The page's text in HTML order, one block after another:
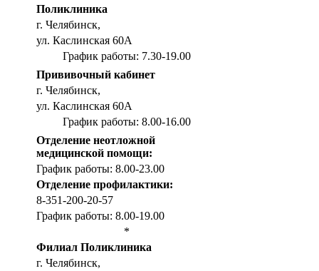
Поликлиника
г. Челябинск,
ул. Каслинская 60А
График работы: 7.30-19.00
Прививочный кабинет
г. Челябинск,
ул. Каслинская 60А
График работы: 8.00-16.00
Отделение неотложной
медицинской помощи:
График работы: 8.00-23.00
Отделение профилактики:
8-351-200-20-57
График работы: 8.00-19.00
*
Филиал Поликлиника
г. Челябинск,